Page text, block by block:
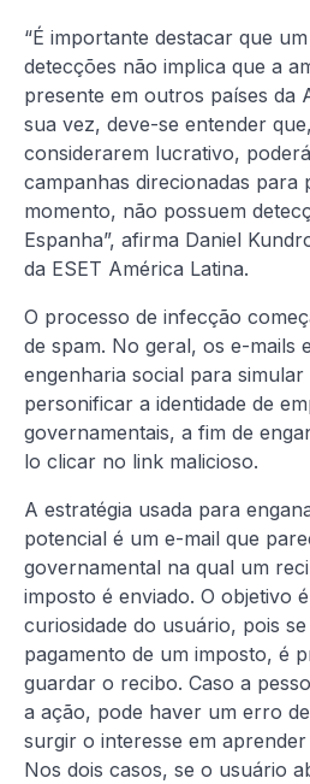
“É importante destacar que
detecções não implica que a
presente em outros países da
sua vez, deve-se entender
considerarem lucrativo,
campanhas direcionadas para
momento, não possuem
Espanha”, afirma Daniel
da ESET América Latina.
O processo de infecção
de spam. No geral, os e-mails
engenharia social para simular
personificar a identidade de
governamentais, a fim de
lo clicar no link malicioso.
A estratégia usada para
potencial é um e-mail que
governamental na qual um
imposto é enviado. O objetivo
curiosidade do usuário, pois
pagamento de um imposto, é
guardar o recibo. Caso a
a ação, pode haver um erro
surgir o interesse em
Nos dois casos, se o usuário